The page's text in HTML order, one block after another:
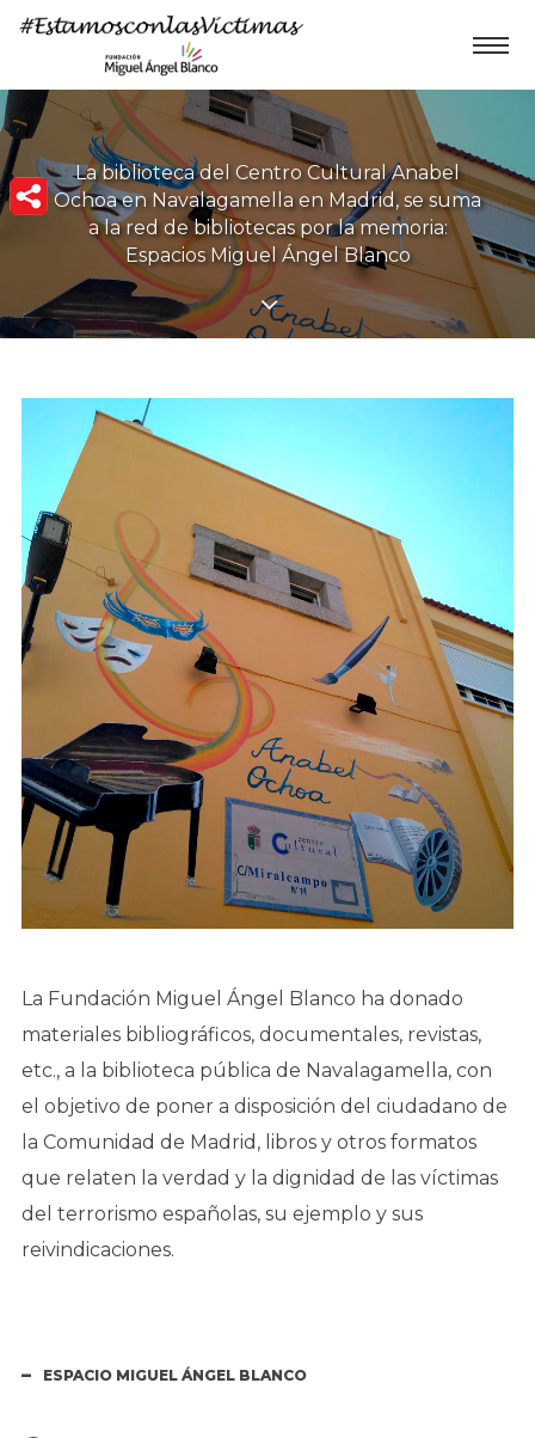
La biblioteca del Centro Cultural Anabel
Ochoa en Navalagamella en Madrid, se suma
a la red de bibliotecas por la memoria:
Espacios Miguel Ángel Blanco
La Fundación Miguel Ángel Blanco ha donado
materiales bibliográficos, documentales, revistas,
etc., a la biblioteca pública de Navalagamella, con
el objetivo de poner a disposición del ciudadano de
la Comunidad de Madrid, libros y otros formatos
que relaten la verdad y la dignidad de las víctimas
del terrorismo españolas, su ejemplo y sus
reivindicaciones.
ESPACIO MIGUEL ÁNGEL BLANCO